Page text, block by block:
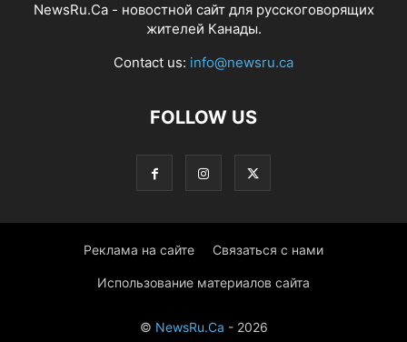
NewsRu.Ca - новостной сайт для русскоговорящих
жителей Канады.
Contact us: info@newsru.ca
FOLLOW US
Реклама на сайте Связаться с нами
Использование материалов сайта
© NewsRu.Ca - 2026